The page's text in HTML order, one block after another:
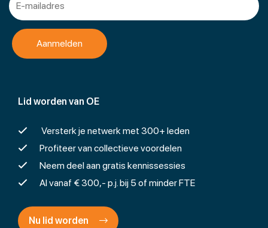
Lid worden van OE
Versterk je netwerk met 300+ leden
Profiteer van collectieve voordelen
Neem deel aan gratis kennissessies
Al vanaf € 300,- p.j. bij 5 of minder FTE
Nu lid worden